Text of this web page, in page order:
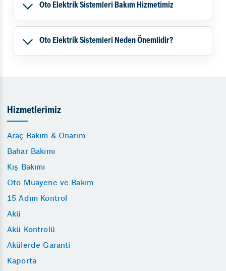
Oto Elektrik Sistemleri Bakım Hizmetimiz
Oto Elektrik Sistemleri Neden Önemlidir?
Hizmetlerimiz
Araç Bakım & Onarım
Bahar Bakımı
Kış Bakımı
Oto Muayene ve Bakım
15 Adım Kontrol
Akü
Akü Kontrolü
Akülerde Garanti
Kaporta